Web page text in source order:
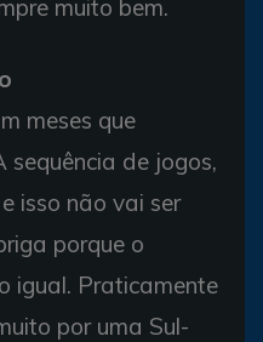
muito bem.
meses que
sequência de jogos,
isso não vai ser
porque o
igual. Praticamente
por uma Sul-